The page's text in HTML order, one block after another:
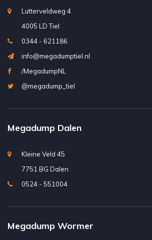
Lutterveldweg 4
4005 LD Tiel
0344 - 621186
info@megadumptiel.nl
/MegadumpNL
@megadump_tiel
Megadump Dalen
Kleine Veld 45
7751 BG Dalen
0524 - 551004
Megadump Wormer